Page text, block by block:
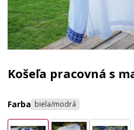
Košeľa pracovná s
Farba biela/modrá